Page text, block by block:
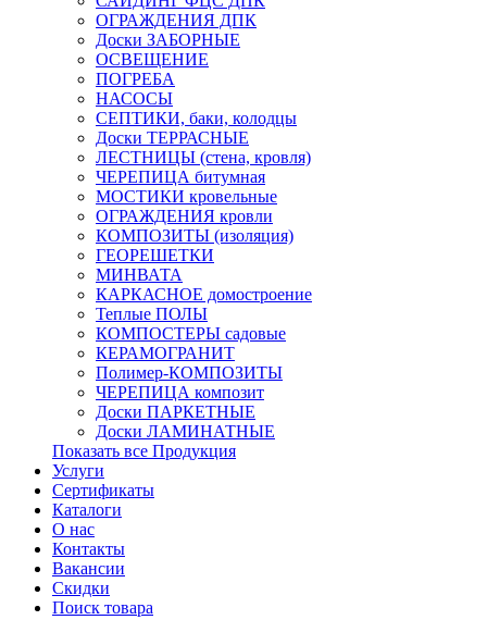
ОГРАЖДЕНИЯ ДПК
Доски ЗАБОРНЫЕ
ОСВЕЩЕНИЕ
ПОГРЕБА
НАСОСЫ
СЕПТИКИ, баки, колодцы
Доски ТЕРРАСНЫЕ
ЛЕСТНИЦЫ (стена, кровля)
ЧЕРЕПИЦА битумная
МОСТИКИ кровельные
ОГРАЖДЕНИЯ кровли
КОМПОЗИТЫ (изоляция)
ГЕОРЕШЕТКИ
МИНВАТА
КАРКАСНОЕ домостроение
Теплые ПОЛЫ
КОМПОСТЕРЫ садовые
КЕРАМОГРАНИТ
Полимер-КОМПОЗИТЫ
ЧЕРЕПИЦА композит
Доски ПАРКЕТНЫЕ
Доски ЛАМИНАТНЫЕ
Показать все Продукция
Услуги
Сертификаты
Каталоги
О нас
Контакты
Вакансии
Скидки
Поиск товара